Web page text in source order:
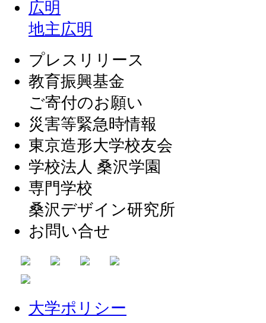
地主広明
プレスリリース
教育振興基金
ご寄付のお願い
災害等緊急時情報
東京造形大学校友会
学校法人 桑沢学園
専門学校
桑沢デザイン研究所
お問い合せ
大学ポリシー